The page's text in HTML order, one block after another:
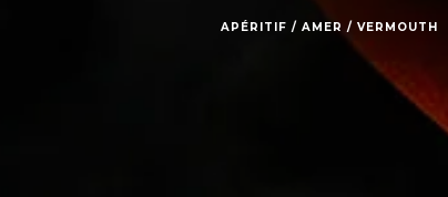
APÉRITIF / AMER / VERMOUTH